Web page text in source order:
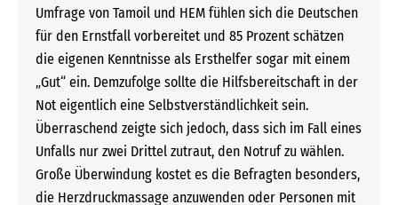
Umfrage von Tamoil und HEM fühlen sich die Deutschen
für den Ernstfall vorbereitet und 85 Prozent schätzen
die eigenen Kenntnisse als Ersthelfer sogar mit einem
„Gut“ ein. Demzufolge sollte die Hilfsbereitschaft in der
Not eigentlich eine Selbstverständlichkeit sein.
Überraschend zeigte sich jedoch, dass sich im Fall eines
Unfalls nur zwei Drittel zutraut, den Notruf zu wählen.
Große Überwindung kostet es die Befragten besonders,
die Herzdruckmassage anzuwenden oder Personen mit